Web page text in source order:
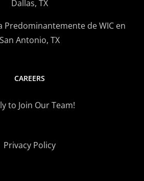
Dallas, TX
Predominantemente de WIC en
San Antonio, TX
CAREERS
to Join Our Team!
Privacy Policy